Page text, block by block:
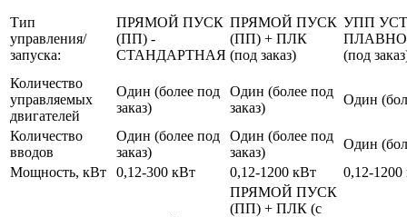
Тип
управления/
запуска:
ПРЯМОЙ ПУСК
(ПП) -
СТАНДАРТНАЯ
ПРЯМОЙ ПУСК
(ПП) + ПЛК
(под заказ)
УПП
(под
Количество
управляемых
двигателей
Один (более под
заказ)
Один (более под
заказ)
Один
Количество
вводов
Один (более под
заказ)
Один (более под
заказ)
Один
Мощность, кВт
0,12-300 кВт 0,12-1200 кВт 0,12-1200
ПРЯМОЙ ПУСК
(ПП) + ПЛК (с